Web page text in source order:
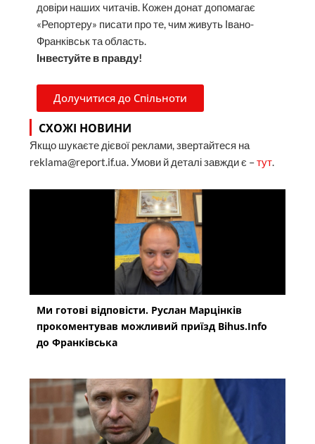
довіри наших читачів. Кожен донат допомагає
«Репортеру» писати про те, чим живуть Івано-
Франківськ та область.
Інвестуйте в правду!
Долучитися до Спільноти
СХОЖІ НОВИНИ
Якщо шукаєте дієвої реклами, звертайтеся на
reklama@report.if.ua. Умови й деталі завжди є –тут.
Ми готові відповісти. Руслан Марцінків
прокоментував можливий приїзд Bihus.Info
до Франківська